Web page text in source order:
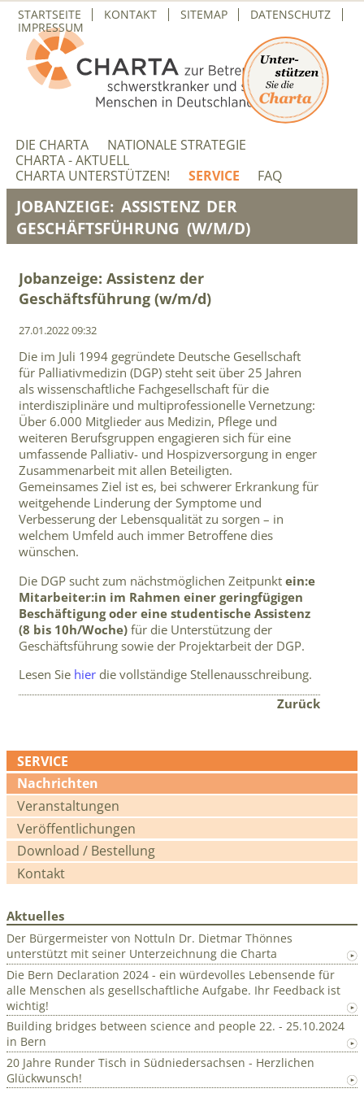
NAVIGATION
ÜBERSPRINGEN
STARTSEITE KONTAKT SITEMAP
DATENSCHUTZ
IMPRESSUM
ÜBERSPRINGEN
DIE CHARTA
NATIONALE STRATEGIE
CHARTA - AKTUELL
CHARTA UNTERSTÜTZEN!
SERVICE FAQ
JOBANZEIGE: ASSISTENZ DER
GESCHÄFTSFÜHRUNG (W/M/D)
Jobanzeige: Assistenz der
Geschäftsführung (w/m/d)
27.01.2022 09:32
Die im Juli 1994 gegründete Deutsche Gesellschaft
für Palliativmedizin (DGP) steht seit über 25 Jahren
als wissenschaftliche Fachgesellschaft für die
interdisziplinäre und multiprofessionelle Vernetzung:
Über 6.000 Mitglieder aus Medizin, Pflege und
weiteren Berufsgruppen engagieren sich für eine
umfassende Palliativ- und Hospizversorgung in enger
Zusammenarbeit mit allen Beteiligten.
Gemeinsames Ziel ist es, bei schwerer Erkrankung für
weitgehende Linderung der Symptome und
Verbesserung der Lebensqualität zu sorgen – in
welchem Umfeld auch immer Betroffene dies
wünschen.
Die DGP sucht zum nächstmöglichen Zeitpunkt ein:e
Mitarbeiter:in im Rahmen einer geringfügigen
Beschäftigung oder eine studentische Assistenz
(8 bis 10h/Woche)für die Unterstützung der
Geschäftsführung sowie der Projektarbeit der DGP.
Lesen Sie hier die vollständige Stellenausschreibung.
Zurück
SERVICE
Navigation
überspringen
Nachrichten
Veranstaltungen
Veröffentlichungen
Download / Bestellung
Kontakt
Aktuelles
Der Bürgermeister von Nottuln Dr. Dietmar Thönnes
unterstützt mit seiner Unterzeichnung die Charta
Die Bern Declaration 2024 - ein würdevolles Lebensende für
alle Menschen als gesellschaftliche Aufgabe. Ihr Feedback ist
wichtig!
Building bridges between science and people 22. - 25.10.2024
in Bern
20 Jahre Runder Tisch in Südniedersachsen - Herzlichen
Glückwunsch!